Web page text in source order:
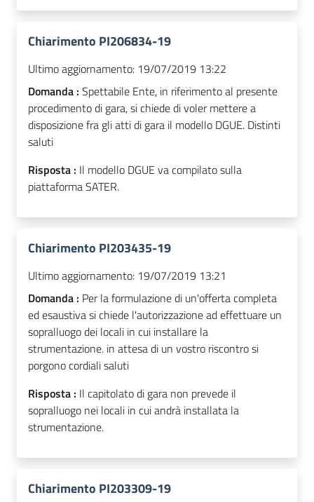
Chiarimento PI206834-19
Ultimo aggiornamento: 19/07/2019 13:22
Domanda : Spettabile Ente, in riferimento al presente
procedimento di gara, si chiede di voler mettere a
disposizione fra gli atti di gara il modello DGUE. Distinti
saluti
Risposta : Il modello DGUE va compilato sulla
piattaforma SATER.
Chiarimento PI203435-19
Ultimo aggiornamento: 19/07/2019 13:21
Domanda : Per la formulazione di un'offerta completa
ed esaustiva si chiede l'autorizzazione ad effettuare un
sopralluogo dei locali in cui installare la
strumentazione. in attesa di un vostro riscontro si
porgono cordiali saluti
Risposta : Il capitolato di gara non prevede il
sopralluogo nei locali in cui andrà installata la
strumentazione.
Chiarimento PI203309-19